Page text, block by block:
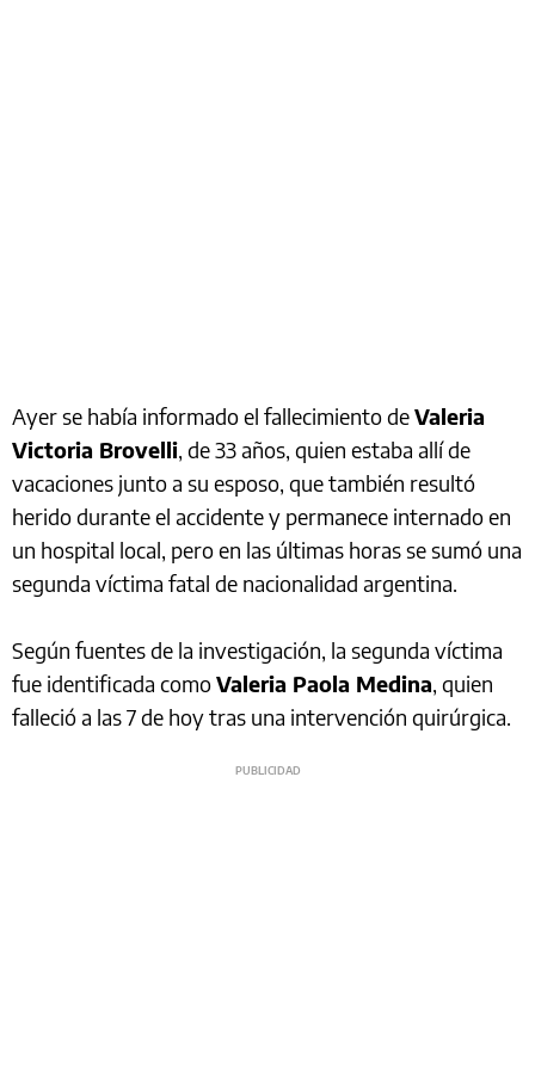
Ayer se había informado el fallecimiento deValeria
Victoria Brovelli, de 33 años, quien estaba allí de
vacaciones junto a su esposo, que también resultó
herido durante el accidente y permanece internado en
un hospital local, pero en las últimas horas se sumó una
segunda víctima fatal de nacionalidad argentina.
Según fuentes de la investigación, la segunda víctima
fue identificada comoValeria Paola Medina, quien
falleció a las 7 de hoy tras una intervención quirúrgica.